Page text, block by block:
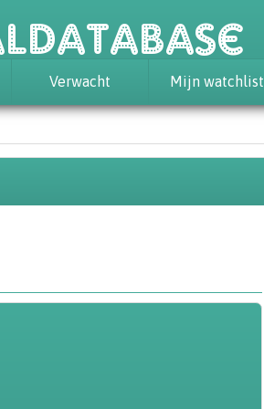
Verwacht Mijn watchlist